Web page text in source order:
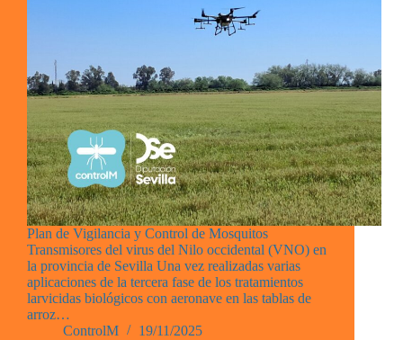
Plan de Vigilancia y Control de Mosquitos
Transmisores del virus del Nilo occidental (VNO) en
la provincia de Sevilla Una vez realizadas varias
aplicaciones de la tercera fase de los tratamientos
larvicidas biológicos con aeronave en las tablas de
arroz…
ControlM
19/11/2025